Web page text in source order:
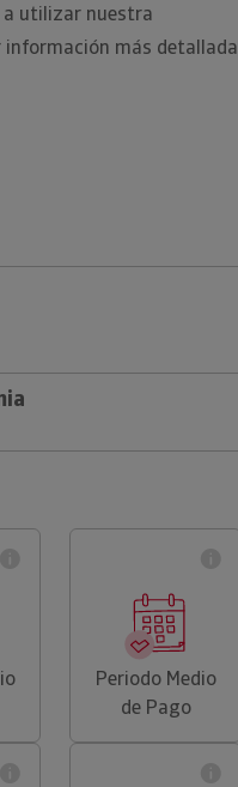
a utilizar nuestra
más detallada
Periodo Medio
de Pago